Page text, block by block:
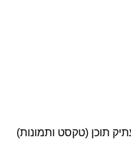
תוכן (טקסט ותמונות)